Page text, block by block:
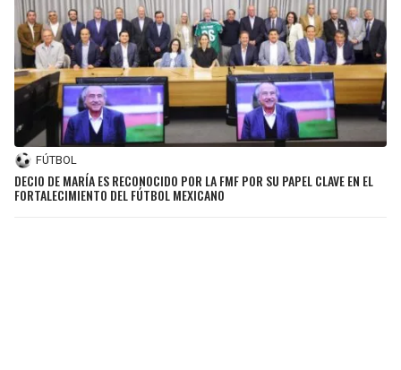
FÚTBOL
DECIO DE MARÍA ES RECONOCIDO POR LA FMF POR SU PAPEL CLAVE EN EL
FORTALECIMIENTO DEL FÚTBOL MEXICANO